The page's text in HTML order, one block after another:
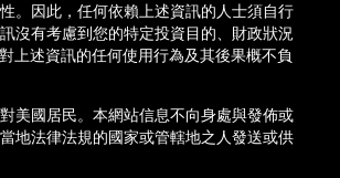
。因此，任何依賴上述資訊的人士須自行
沒有考慮到您的特定投資目的、財政狀況
上述資訊的任何使用行為及其後果概不負
美國居民。本網站信息不向身處與發佈或
地法律法規的國家或管轄地之人發送或供